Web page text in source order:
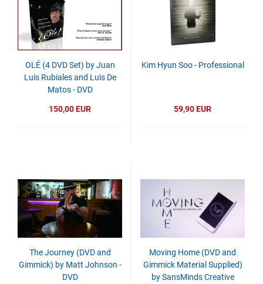
OLÉ (4 DVD Set) by Juan
Luis Rubiales and Luis De
Matos - DVD
150,00 EUR
Kim Hyun Soo - Professional
59,90 EUR
The Journey (DVD and
Gimmick) by Matt Johnson -
DVD
Moving Home (DVD and
Gimmick Material Supplied)
by SansMinds Creative